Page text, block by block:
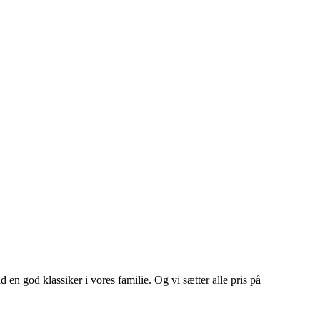
en god klassiker i vores familie. Og vi sætter alle pris på